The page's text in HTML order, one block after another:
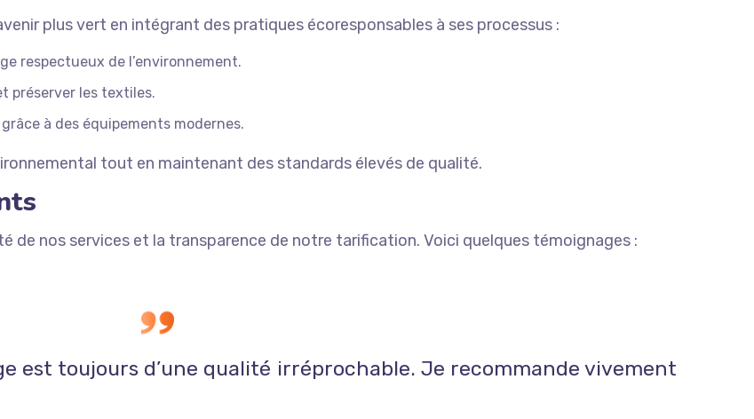
plus vert en intégrant des pratiques écoresponsables à ses processus :
respectueux de l’environnement.
préserver les textiles.
à des équipements modernes.
tout en maintenant des standards élevés de qualité.
de nos services et la transparence de notre tarification. Voici quelques témoignages :
est toujours d’une qualité irréprochable. Je recommande vivement